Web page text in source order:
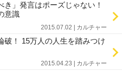
」発言はポーズじゃない！
意識
2015.07.02 | カルチャー
破！ 15万人の人生を踏みつけ
2015.04.23 | カルチャー